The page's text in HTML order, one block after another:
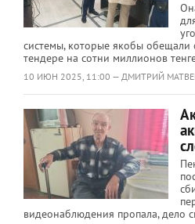
системы, которые якобы обещали
тендере на сотни миллионов
10 ИЮН 2025, 11:00 — ДМИТРИЙ
видеонаблюдения пропала, дело